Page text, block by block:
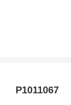
P1011067